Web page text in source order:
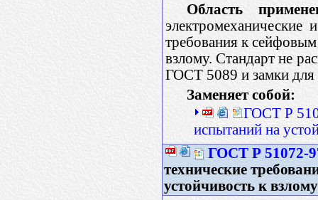
Область
электромеханические
требования к
взлому. Стандарт не
ГОСТ 5089 и замки
Заменяет собой:
ГОСТ Р
испытаний на
ГОСТ Р 51072-
технические
устойчивость к